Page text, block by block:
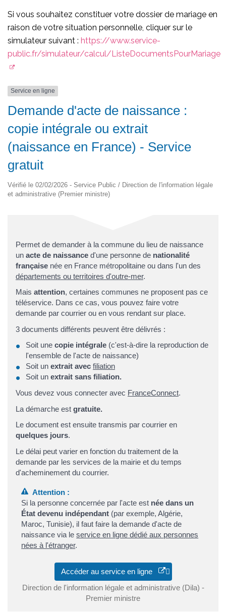
Si vous souhaitez constituer votre dossier de mariage en
raison de votre situation personnelle, cliquer sur le
simulateur suivant : https://www.service-
public.fr/simulateur/calcul/ListeDocumentsPourMariage
Service en ligne
Demande d'acte de naissance :
copie intégrale ou extrait
(naissance en France) - Service
gratuit
Vérifié le 02/02/2026 - Service Public / Direction de l'information légale
et administrative (Premier ministre)
Permet de demander à la commune du lieu de naissance
un acte de naissance d'une personne de nationalité
française née en France métropolitaine ou dans l'un des
départements ou territoires d'outre-mer.
Mais attention, certaines communes ne proposent pas ce
téléservice. Dans ce cas, vous pouvez faire votre
demande par courrier ou en vous rendant sur place.
3 documents différents peuvent être délivrés :
Soit une copie intégrale (c'est-à-dire la reproduction de
l'ensemble de l'acte de naissance)
Soit un extrait avec filiation
Soit un extrait sans filiation.
Vous devez vous connecter avec FranceConnect.
La démarche est gratuite.
Le document est ensuite transmis par courrier en
quelques jours.
Le délai peut varier en fonction du traitement de la
demande par les services de la mairie et du temps
d'acheminement du courrier.
Attention :
Si la personne concernée par l'acte est née dans un
État devenu indépendant (par exemple, Algérie,
Maroc, Tunisie), il faut faire la demande d'acte de
naissance via leservice en ligne dédié aux personnes
nées à l'étranger.
Accéder au service en ligne
Direction de l'information légale et administrative (Dila) -
Premier ministre